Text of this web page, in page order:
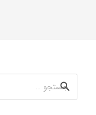
جستجو
برای: